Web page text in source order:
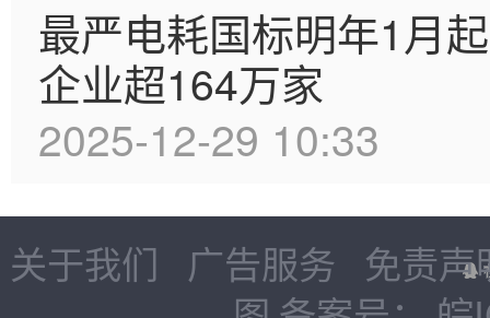
最严电耗国标明年1月
企业超164万家
2025-12-29 10:33
关于我们 广告服务 免责声